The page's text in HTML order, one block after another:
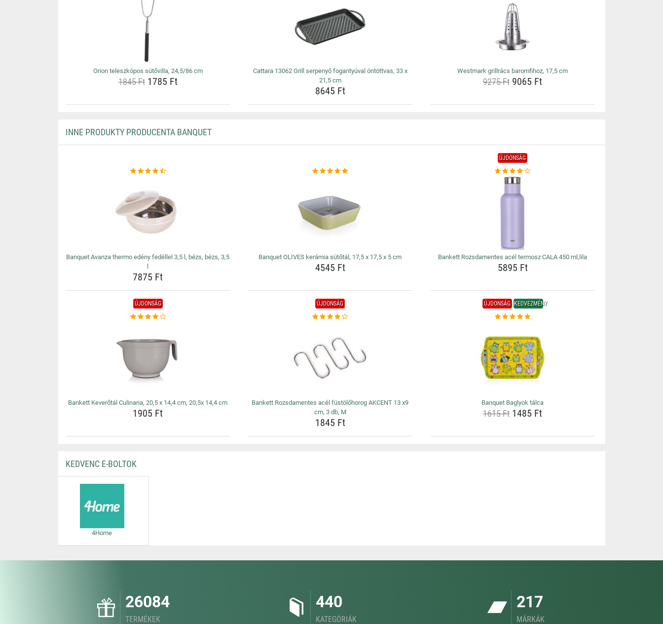
Orion teleszkópos sütővilla, 24,5/86 cm
1845 Ft1785 Ft
Cattara 13062 Grill serpenyő fogantyúval öntöttvas, 33 x
21,5 cm
8645 Ft
Westmark grillrács baromfihoz, 17,5 cm
9275 Ft 9065 Ft
INNE PRODUKTY PRODUCENTA BANQUET
Banquet Avanza thermo edény fedéllel 3,5 l, bézs, bézs, 3,5
7875 Ft
Banquet OLIVES kerámia sütőtál, 17,5 x 17,5 x 5 cm
4545 Ft
ÚJDONSÁG
Bankett Rozsdamentes acél termosz CALA 450 ml,lila
5895 Ft
ÚJDONSÁG
Bankett Keverőtál Culinaria, 20,5 x 14,4 cm, 20,5x 14,4 cm
1905 Ft
ÚJDONSÁG
Bankett Rozsdamentes acél füstölőhorog AKCENT 13 x9
cm, 3 db, M
1845 Ft
ÚJDONSÁG KEDVEZMÉNY
Banquet Baglyok tálca
1615 Ft 1485 Ft
KEDVENC E-BOLTOK
4Home
26084
TERMÉKEK
440
KATEGÓRIÁK
217
MÁRKÁK